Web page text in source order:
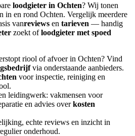
loodgieter in Ochten? Wij tonen
in en rond Ochten. Vergelijk meerdere
vanreviews en tarieven — handig
zoekt ofloodgieter met spoed
riool of afvoer in Ochten? Vind
via onderstaande aanbieders.
voor inspectie, reiniging en
leidingwerk: vakmensen voor
en advies overkosten
echte reviews en inzicht in
onderhoud.